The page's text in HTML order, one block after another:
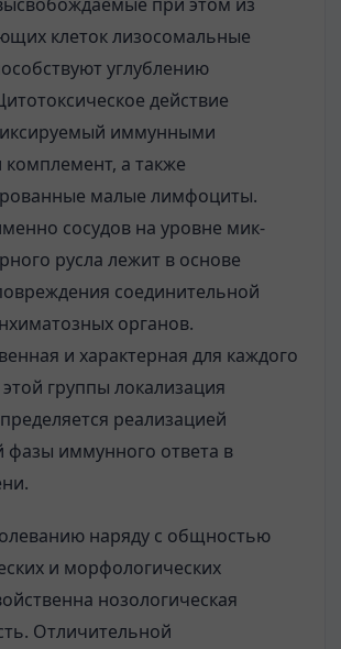
клеток лизосомальные
углублению
действие
иммунными
а также
малые лимфоциты.
сосудов на уровне мик-
русла лежит в основе
соединительной
органов.
и характерная для каждого
группы локализация
реализацией
фазы иммунного ответа в
наряду с общностью
и морфологических
нозологическая
Отличительной